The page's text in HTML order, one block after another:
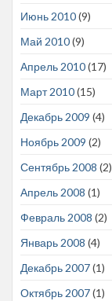
Июнь 2010(9)
Май 2010(9)
Апрель 2010(17)
Март 2010(15)
Декабрь 2009 (4)
Ноябрь 2009 (2)
Сентябрь 2008 (2)
Апрель 2008 (1)
Февраль 2008 (2)
Январь 2008 (4)
Декабрь 2007(1)
Октябрь 2007(1)